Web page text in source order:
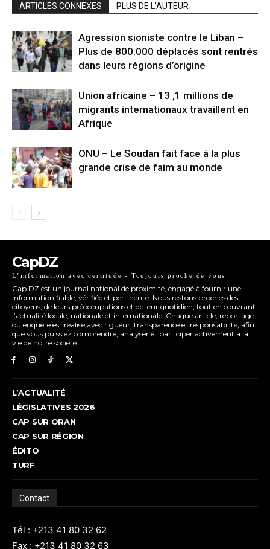
ARTICLES CONNEXES PLUS DE L'AUTEUR
Agression sioniste contre le Liban –
Plus de 800.000 déplacés sont rentrés
dans leurs régions d’origine
Union africaine – 13 ,1 millions de
migrants internationaux travaillent en
Afrique
ONU – Le Soudan fait face à la plus
grande crise de faim au monde
CapDZ
L’information avec certitude - Toujours proche de vous
Cap DZ est un journal national de proximité, engagé à fournir une
information fiable, vérifiée et pertinente. Nous restons proches des
citoyens, de leurs préoccupations et de leur quotidien, tout en couvrant
l’actualité locale, nationale et internationale. Chaque article, reportage
ou enquête est réalisé avec rigueur, transparence et responsabilité, afin
que vous puissiez comprendre, analyser et participer activement à la
vie de notre société.
L’ACTUALITÉ
LÉGISLATIVES 2026
CAP SUR ORAN
CAP SUR RÉGION
ÉDITO
TURF
Contact
Tél : +213 41 80 32 62
Fax : +213 41 80 32 63